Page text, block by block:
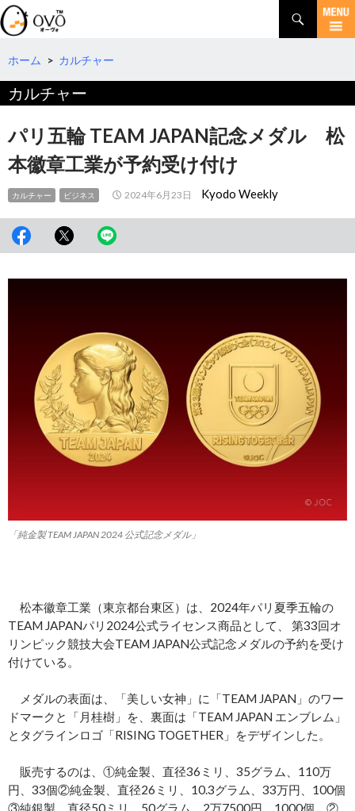
検
索
コ
テ
ツ
へ
動
ホーム > カルチャー
カルチャー
パリ五輪 TEAM JAPAN記念メダル 松
本徽章工業が予約受け付け
カルチャー ビジネス 2024年6月23日 Kyodo Weekly
「純金製 TEAM JAPAN 2024 公式記念メダル」
松本徽章工業（東京都台東区）は、2024年パリ夏季五輪の
TEAM JAPANパリ2024公式ライセンス商品として、 第33回オ
リンピック競技大会TEAM JAPAN公式記念メダルの予約を受け
付けている。
メダルの表面は、「美しい女神」に「TEAM JAPAN」のワー
ドマークと「月桂樹」を、裏面は「TEAM JAPAN エンブレム」
とタグラインロゴ「RISING TOGETHER」をデザインした。
販売するのは、①純金製、直径36ミリ、35グラム、110万
円、33個②純金製、直径26ミリ、10.3グラム、33万円、100個
③純銀製、直径50ミリ、50グラム、2万7500円、1000個。②